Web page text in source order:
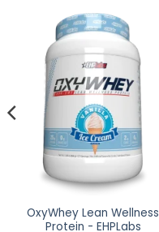
OxyWhey Lean Wellness
Protein - EHPLabs